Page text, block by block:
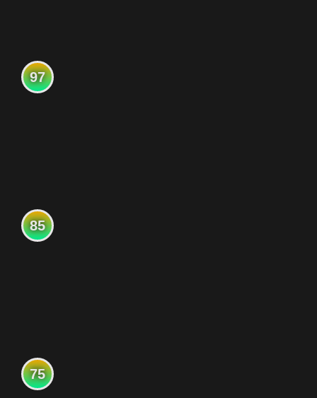
97
85
75